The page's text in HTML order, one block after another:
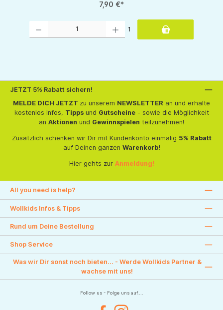
7,90 €*
1
JETZT 5% Rabatt sichern!
MELDE DICH JETZT zu unserem NEWSLETTER an und erhalte
kostenlos Infos, Tippsund Gutscheine- sowie die Möglichkeit
an Aktionen und Gewinnspielen teilzunehmen!
Zusätzlich schenken wir Dir mit Kundenkonto einmalig 5% Rabatt
auf Deinen ganzen Warenkorb!
Hier gehts zur Anmeldung!
All you need is help?
Wollkids Infos & Tipps
Rund um Deine Bestellung
Shop Service
Was wir Dir sonst noch bieten... - Werde Wollkids Partner &
wachse mit uns!
Follow us - Folge uns auf....